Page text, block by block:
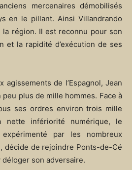
mercenaires démobilisés
en le pillant. Ainsi Villandrando
la région. Il est reconnu pour son
et la rapidité d’exécution de ses
agissements de l’Espagnol, Jean
peu plus de mille hommes. Face à
ses ordres environ trois mille
nette infériorité numérique, le
par les nombreux
décide de rejoindre Ponts-de-Cé
déloger son adversaire.